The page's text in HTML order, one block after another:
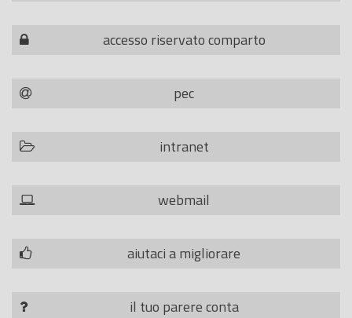
accesso riservato comparto
pec
intranet
webmail
aiutaci a migliorare
il tuo parere conta